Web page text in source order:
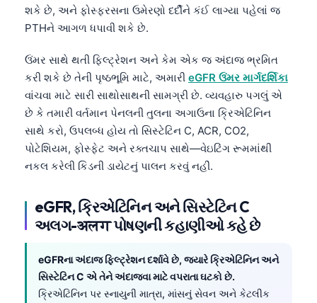
શકે છે, અને ફોસ્ફરસના ઉમેરણો દર્દીને કંઈ લાગ્યા પહેલાં જ
PTHને આગળ ધપાવી શકે છે.
ઉંમર સાથે થતી ફિલ્ટ્રેશન અને કેમ એક જ અંદાજ ભ્રમિત
કરી શકે છે તેની પૃષ્ઠભૂમિ માટે, અમારી eGFR ઉંમર માર્ગદર્શિકા
વાંચવા માટે સારી સાથોસાથની સામગ્રી છે. વ્યવહારુ પગલું એ
છે કે તમારી વર્તમાન પેનલની તુલના અગાઉના ક્રિએટિનિન
સાથે કરો, ઉપલબ્ધ હોય તો સિસ્ટેટિન C, ACR, CO2,
પોટેશિયમ, ફોસ્ફેટ અને રક્તચાપ સાથે—વેઇટિંગ રૂમમાંથી
નકલ કરેલી કિડની ડાયેટનું પાલન કરવું નહીં.
eGFR, ક્રિએટિનિન અને સિસ્ટેટિન C
અલગ-अलग પોષણની કહાણીઓ કહે છે
eGFRના અંદાજ ફિલ્ટ્રેશન દર્શાવે છે, જ્યારે ક્રિએટિનિન અને
સિસ્ટેટિન C એ તેને અંદાજવા માટે વપરાતા ઘટકો છે.
ક્રિએટિનિન પર સ્નાયુની માત્રા, માંસનું સેવન અને કેટલીક